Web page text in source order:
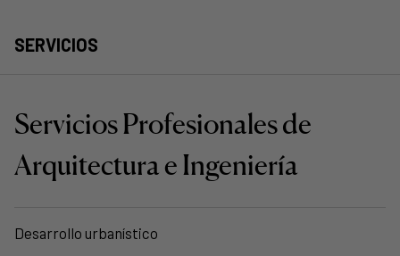
SERVICIOS
Servicios Profesionales de
Arquitectura e Ingeniería
Desarrollo urbanístico